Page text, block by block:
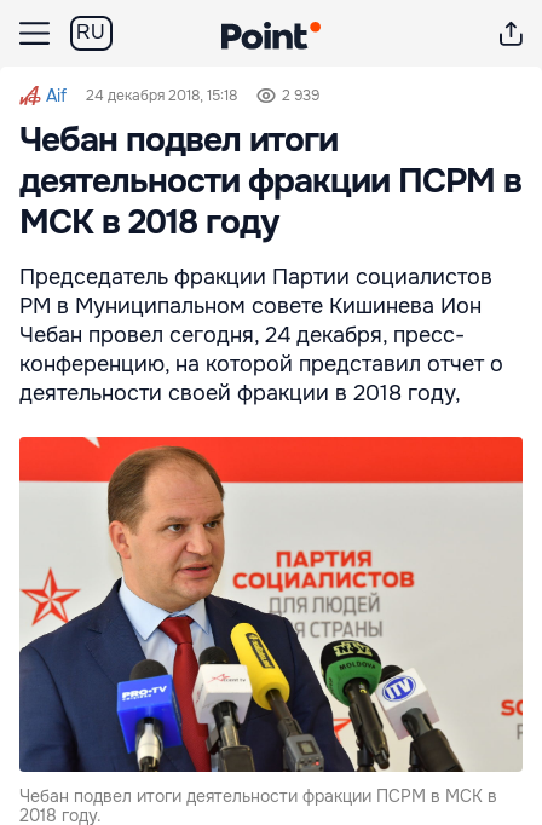
RU
Aif 24 декабря 2018, 15:18 2 939
Чебан подвел итоги
деятельности фракции ПСРМ в
МСК в 2018 году
Председатель фракции Партии социалистов
РМ в Муниципальном совете Кишинева Ион
Чебан провел сегодня, 24 декабря, пресс-
конференцию, на которой представил отчет о
деятельности своей фракции в 2018 году,
Чебан подвел итоги деятельности фракции ПСРМ в МСК в
2018 году.